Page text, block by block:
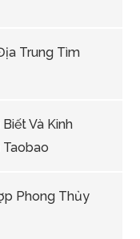
Trung Tìm
Và Kinh
Taobao
Phong Thủy